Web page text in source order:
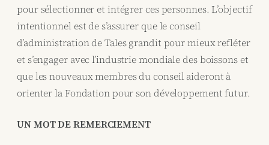
pour sélectionner et intégrer ces personnes. L’objectif
intentionnel est de s’assurer que le conseil
d’administration de Tales grandit pour mieux refléter
et s’engager avec l’industrie mondiale des boissons et
que les nouveaux membres du conseil aideront à
orienter la Fondation pour son développement futur.
UN MOT DE REMERCIEMENT